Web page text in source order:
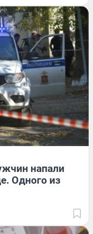
напали
Одного из